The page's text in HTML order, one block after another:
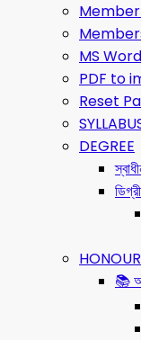
MS Word
PDF to
Reset
DEGREE
📚